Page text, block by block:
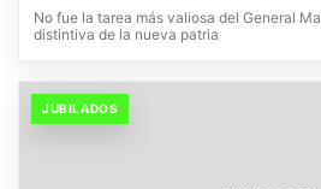
No fue la tarea más valiosa del General
distintiva de la nueva patria
JUBILADOS